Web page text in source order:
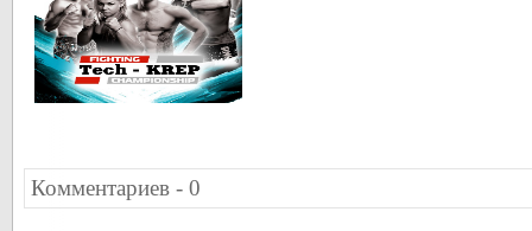
Комментариев - 0